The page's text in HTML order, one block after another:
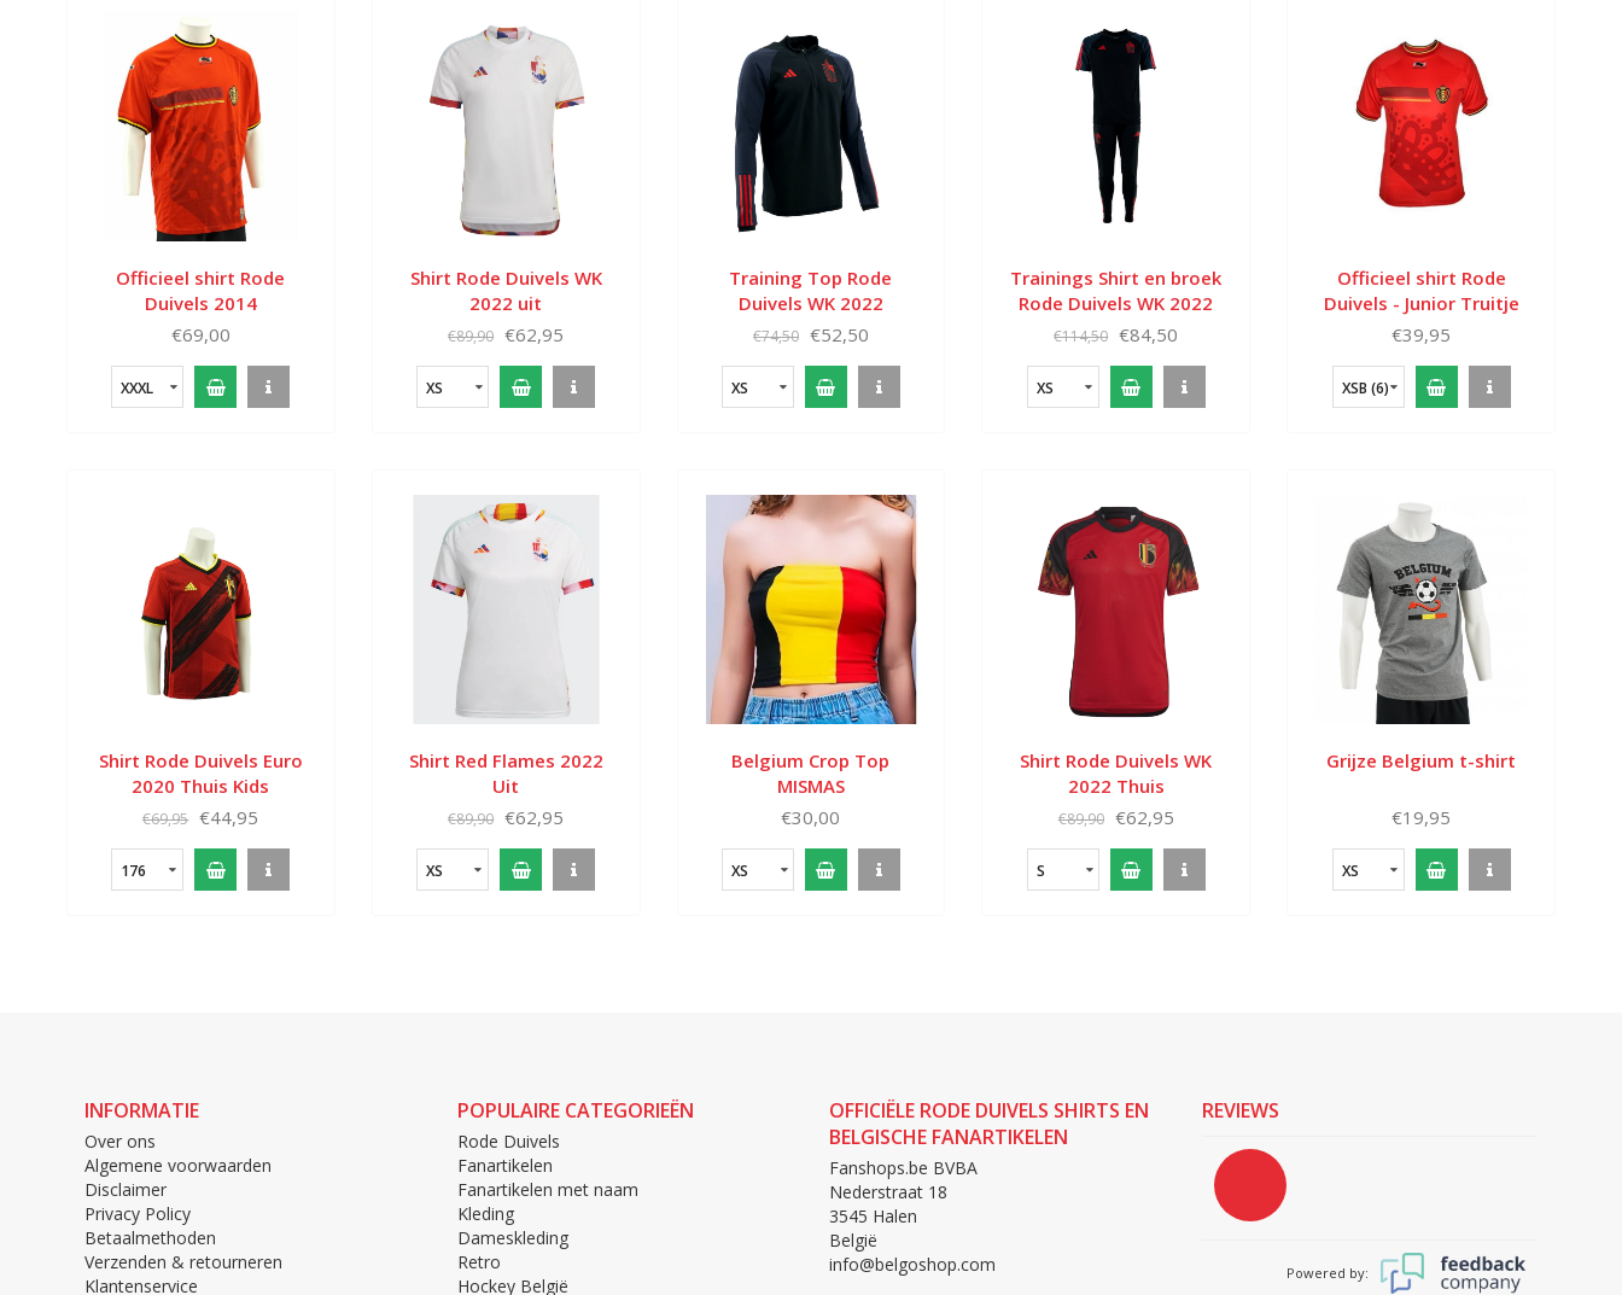
Officieel shirt Rode
Duivels 2014
€69,00
XXXL
Shirt Rode Duivels WK
2022 uit
€89,90 €62,95
XS
Training Top Rode
Duivels WK 2022
€74,50 €52,50
XS
Trainings Shirt en broek
Rode Duivels WK 2022
€114,50 €84,50
XS
Officieel shirt Rode
Duivels - Junior Truitje
€39,95
XSB (6)
Shirt Rode Duivels Euro
2020 Thuis Kids
€69,95 €44,95
176
Shirt Red Flames 2022
Uit
€89,90 €62,95
XS
Belgium Crop Top
MISMAS
€30,00
XS
Shirt Rode Duivels WK
2022 Thuis
€89,90 €62,95
S
Grijze Belgium t-shirt
€19,95
XS
INFORMATIE
Over ons
Algemene voorwaarden
Disclaimer
Privacy Policy
Betaalmethoden
Verzenden & retourneren
Klantenservice
POPULAIRE CATEGORIEËN
Rode Duivels
Fanartikelen
Fanartikelen met naam
Kleding
Dameskleding
Retro
Hockey België
OFFICIËLE RODE DUIVELS SHIRTS EN
BELGISCHE FANARTIKELEN
Fanshops.be BVBA
Nederstraat 18
3545 Halen
België
info@belgoshop.com
REVIEWS
Powered by: